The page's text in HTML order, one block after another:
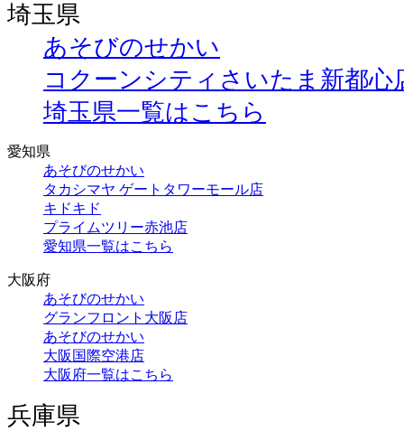
埼玉県
あそびのせかい
コクーンシティさいたま新都心
埼玉県一覧はこちら
愛知県
あそびのせかい
タカシマヤ ゲートタワーモール店
キドキド
プライムツリー赤池店
愛知県一覧はこちら
大阪府
あそびのせかい
グランフロント大阪店
あそびのせかい
大阪国際空港店
大阪府一覧はこちら
兵庫県